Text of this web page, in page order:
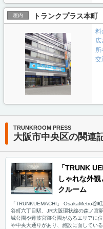
屋内 トランクプラス本町
料
広
所
交
TRUNKROOM PRESS
大阪市中央区の関連
「TRUNK
しゃれな外
クルーム
「TRUNKUEMACHI」 OsakaMetro谷町線の谷町四丁目駅、OsakaMetro長堀鶴見緑地線の
谷町六丁目駅、JR大阪環状線の森ノ宮
城公園や難波宮跡公園があるエリアに
や中央大通りがあり、施設に面してい